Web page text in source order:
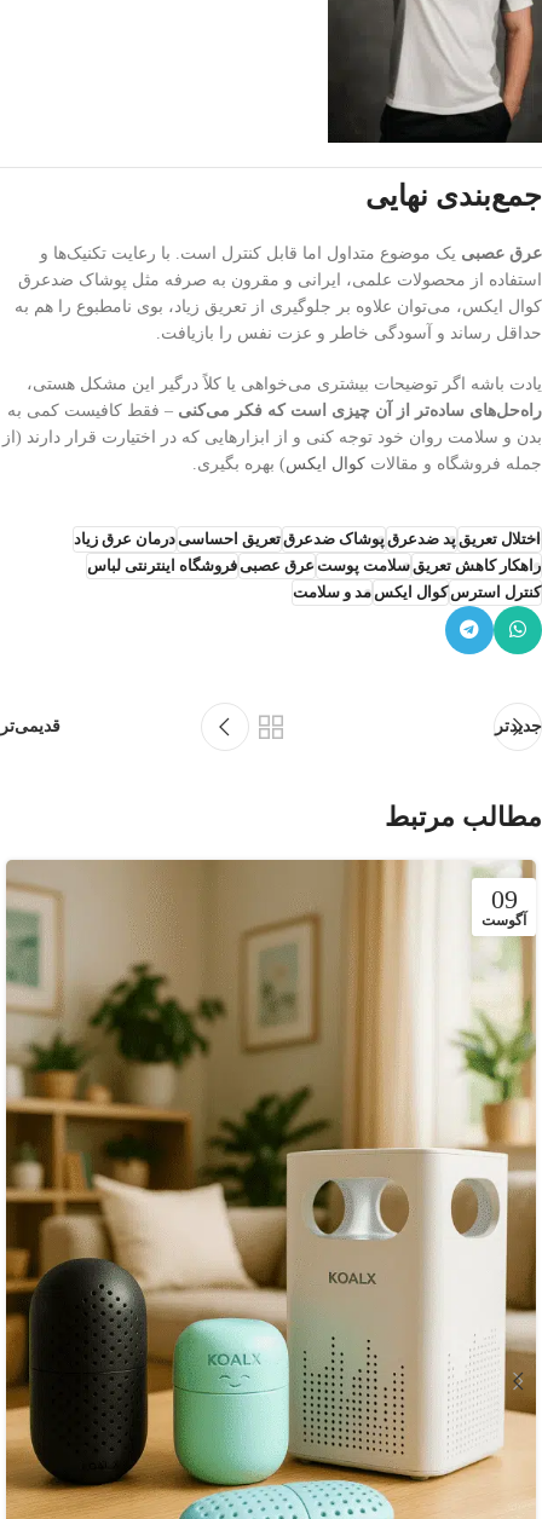
جمع‌بندی نهایی
عرق عصبی یک موضوع متداول اما قابل کنترل است. با رعایت تکنیک‌ها و
استفاده از محصولات علمی، ایرانی و مقرون به صرفه مثل پوشاک ضدعرق
کوال ایکس، می‌توان علاوه بر جلوگیری از تعریق زیاد، بوی نامطبوع را هم به
حداقل رساند و آسودگی خاطر و عزت نفس را بازیافت.
یادت باشه اگر توضیحات بیشتری می‌خواهی یا کلاً درگیر این مشکل هستی،
راه‌حل‌های ساده‌تر از آن چیزی است که فکر می‌کنی – فقط کافیست کمی به
بدن و سلامت روان خود توجه کنی و از ابزارهایی که در اختیارت قرار دارند (از
جمله فروشگاه و مقالات کوال ایکس) بهره بگیری.
اختلال تعریقپد ضدعرقپوشاک ضدعرقتعریق احساسیدرمان عرق زیاد
راهکار کاهش تعریقسلامت پوستعرق عصبیفروشگاه اینترنتی لباس
کنترل استرس کوال ایکس مد و سلامت
جدیدتر قدیمی‌تر
مطالب مرتبط
09
آگوست